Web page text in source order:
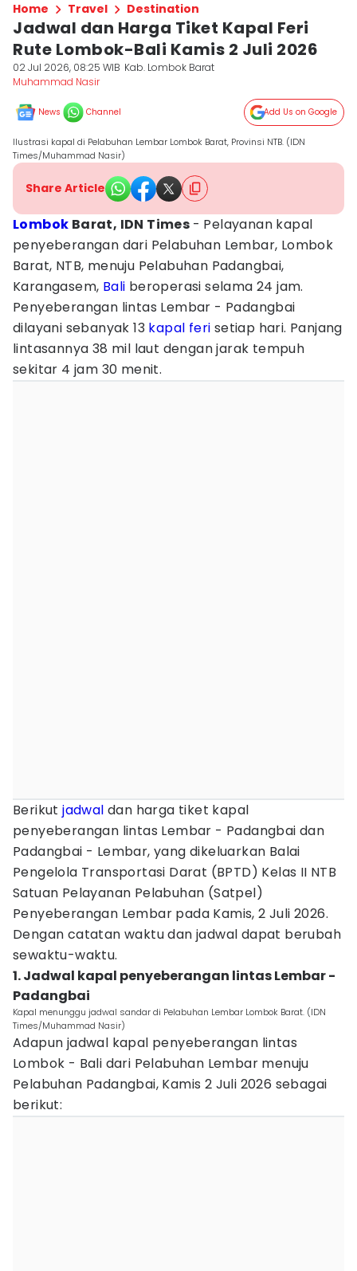
Home Travel Destination
Jadwal dan Harga Tiket Kapal Feri
Rute Lombok-Bali Kamis 2 Juli 2026
02 Jul 2026, 08:25 WIB Kab. Lombok Barat
Muhammad Nasir
News Channel Add Us on Google
Ilustrasi kapal di Pelabuhan Lembar Lombok Barat, Provinsi NTB. (IDN
Times/Muhammad Nasir)
Share Article
Lombok Barat, IDN Times - Pelayanan kapal
penyeberangan dari Pelabuhan Lembar, Lombok
Barat, NTB, menuju Pelabuhan Padangbai,
Karangasem, Bali beroperasi selama 24 jam.
Penyeberangan lintas Lembar - Padangbai
dilayani sebanyak 13 kapal feri setiap hari. Panjang
lintasannya 38 mil laut dengan jarak tempuh
sekitar 4 jam 30 menit.
Berikutjadwal dan harga tiket kapal
penyeberangan lintas Lembar - Padangbai dan
Padangbai - Lembar, yang dikeluarkan Balai
Pengelola Transportasi Darat (BPTD) Kelas II NTB
Satuan Pelayanan Pelabuhan (Satpel)
Penyeberangan Lembar pada Kamis, 2 Juli 2026.
Dengan catatan waktu dan jadwal dapat berubah
sewaktu-waktu.
1. Jadwal kapal penyeberangan lintas Lembar -
Padangbai
Kapal menunggu jadwal sandar di Pelabuhan Lembar Lombok Barat. (IDN
Times/Muhammad Nasir)
Adapun jadwal kapal penyeberangan lintas
Lombok - Bali dari Pelabuhan Lembar menuju
Pelabuhan Padangbai, Kamis 2 Juli 2026 sebagai
berikut: